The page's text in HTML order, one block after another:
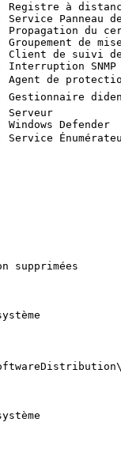
Registre à
Panneau
Propagation du
de
Client de suivi
SNMP
de protection
Serveur
Defender
supprimées